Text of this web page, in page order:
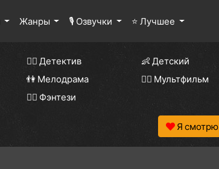
Жанры 🎙 Озвучки ⭐ Лучшее
🕵️‍♂️ Детектив 👶 Детский
👫 Мелодрама 🧚‍♀️ Мультфильм
🧝‍♂️ Фэнтези
Я смотрю